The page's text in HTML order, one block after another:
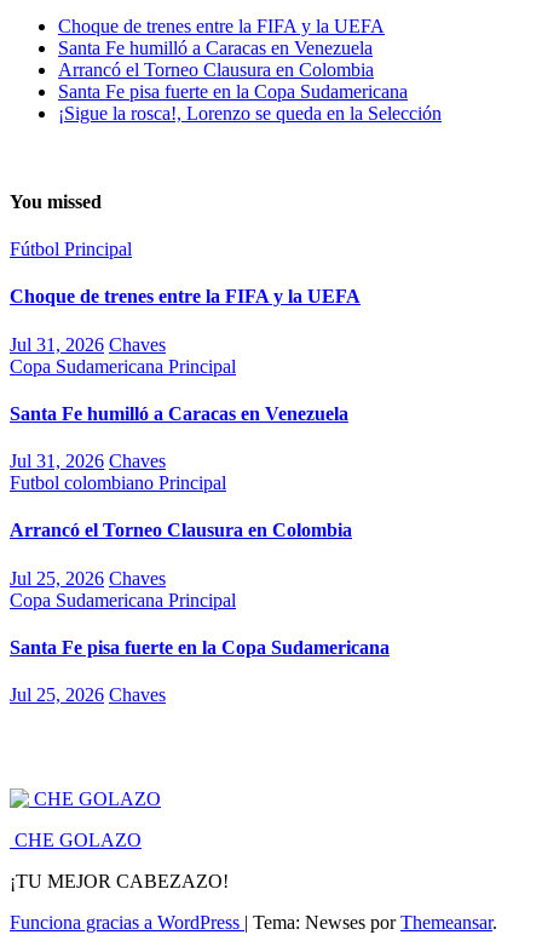
Choque de trenes entre la FIFA y la UEFA
Santa Fe humilló a Caracas en Venezuela
Arrancó el Torneo Clausura en Colombia
Santa Fe pisa fuerte en la Copa Sudamericana
¡Sigue la rosca!, Lorenzo se queda en la Selección
You missed
Fútbol Principal
Choque de trenes entre la FIFA y la UEFA
Jul 31, 2026 Chaves
Copa Sudamericana Principal
Santa Fe humilló a Caracas en Venezuela
Jul 31, 2026 Chaves
Futbol colombiano Principal
Arrancó el Torneo Clausura en Colombia
Jul 25, 2026 Chaves
Copa Sudamericana Principal
Santa Fe pisa fuerte en la Copa Sudamericana
Jul 25, 2026 Chaves
CHE GOLAZO
¡TU MEJOR CABEZAZO!
Funciona gracias a WordPress | Tema: Newses porThemeansar.